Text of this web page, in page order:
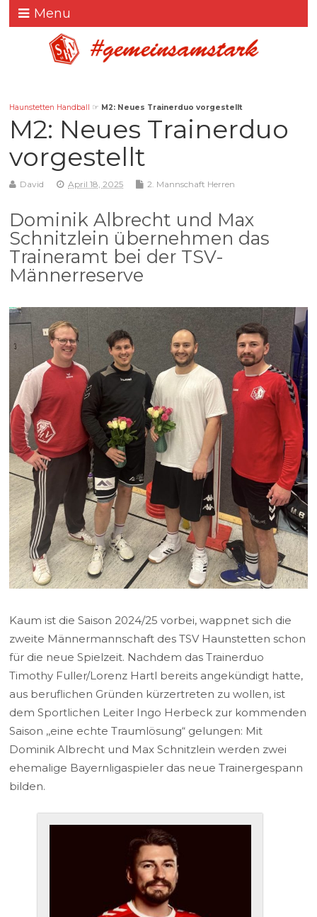
Menu
Haunstetten Handball ☞ M2: Neues Trainerduo vorgestellt
M2: Neues Trainerduo
vorgestellt
David April 18, 2025 2. Mannschaft Herren
Dominik Albrecht und Max
Schnitzlein übernehmen das
Traineramt bei der TSV-
Männerreserve
Kaum ist die Saison 2024/25 vorbei, wappnet sich die
zweite Männermannschaft des TSV Haunstetten schon
für die neue Spielzeit. Nachdem das Trainerduo
Timothy Fuller/Lorenz Hartl bereits angekündigt hatte,
aus beruflichen Gründen kürzertreten zu wollen, ist
dem Sportlichen Leiter Ingo Herbeck zur kommenden
Saison ,,eine echte Traumlösung“ gelungen: Mit
Dominik Albrecht und Max Schnitzlein werden zwei
ehemalige Bayernligaspieler das neue Trainergespann
bilden.